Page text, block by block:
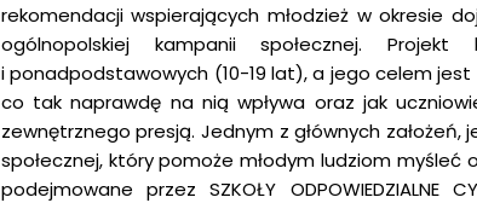
rekomendacji wspierających młodzież w okresie
ogólnopolskiej kampanii społecznej.
i ponadpodstawowych (10-19 lat), a jego celem
co tak naprawdę na nią wpływa oraz jak
zewnętrznego presją. Jednym z głównych
społecznej, który pomoże młodym ludziom myśleć
podejmowane przez SZKOŁY